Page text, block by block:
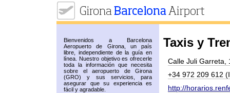
Bienvenidos a Barcelona
Aeropuerto de Girona, un país
libre, independiente de la guía en
línea. Nuestro objetivo es ofrecerle
toda la información que necesita
sobre el aeropuerto de Girona
(GRO) y sus servicios, para
asegurar que su experiencia es
fácil y agradable.
Taxis y
Calle Juli Garreta,
+34 972 209 612
http://